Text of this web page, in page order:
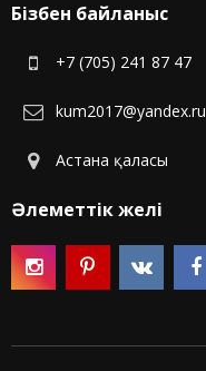
Бізбен байланыс
+7 (705) 241 87 47
kum2017@yandex.ru
Астана қаласы
Әлеметтік желі